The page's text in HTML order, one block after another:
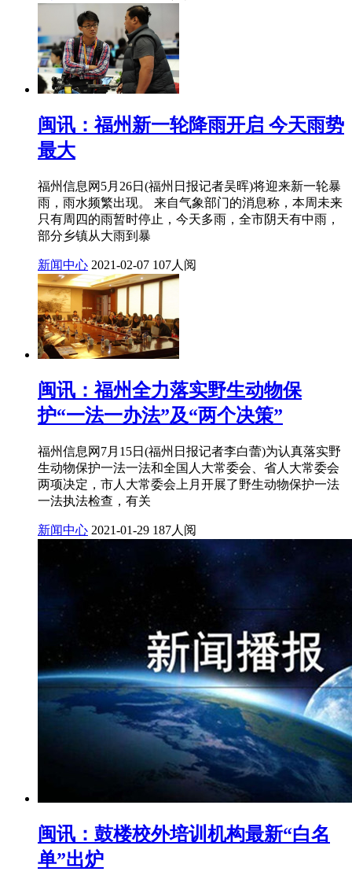
闽讯：福州新一轮降雨开启 今天雨势
最大
福州信息网5月26日(福州日报记者吴晖)将迎来新一轮暴
雨，雨水频繁出现。 来自气象部门的消息称，本周未来
只有周四的雨暂时停止，今天多雨，全市阴天有中雨，
部分乡镇从大雨到暴
新闻中心 2021-02-07 107人阅
闽讯：福州全力落实野生动物保
护“一法一办法”及“两个决策”
福州信息网7月15日(福州日报记者李白蕾)为认真落实野
生动物保护一法一法和全国人大常委会、省人大常委会
两项决定，市人大常委会上月开展了野生动物保护一法
一法执法检查，有关
新闻中心 2021-01-29 187人阅
闽讯：鼓楼校外培训机构最新“白名
单”出炉